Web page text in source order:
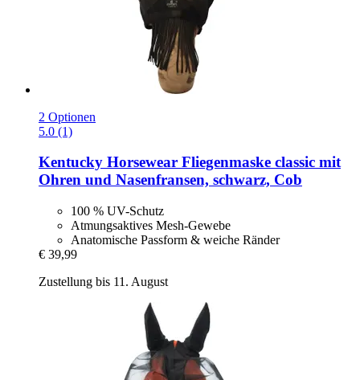
2 Optionen
5.0 (1)
Kentucky Horsewear Fliegenmaske classic mit
Ohren und Nasenfransen, schwarz, Cob
100 % UV-Schutz
Atmungsaktives Mesh-Gewebe
Anatomische Passform & weiche Ränder
€ 39,99
Zustellung bis 11. August